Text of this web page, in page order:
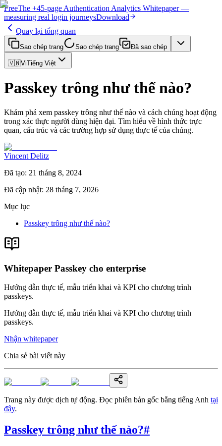
FreeThe +45-page Authentication Analytics Whitepaper —
measuring real login journeysDownload
Quay lại tổng quan
Sao chép trang Sao chép trang Đã sao chép
🇻🇳ViTiếng Việt
Passkey trông như thế nào?
Khám phá xem passkey trông như thế nào và cách chúng hoạt động
trong xác thực người dùng hiện đại. Tìm hiểu về hình thức trực
quan, cấu trúc và các trường hợp sử dụng thực tế của chúng.
Vincent Delitz
Đã tạo: 21 tháng 8, 2024
Đã cập nhật: 28 tháng 7, 2026
Mục lục
Passkey trông như thế nào?
Whitepaper Passkey cho enterprise
Hướng dẫn thực tế, mẫu triển khai và KPI cho chương trình
passkeys.
Hướng dẫn thực tế, mẫu triển khai và KPI cho chương trình
passkeys.
Nhận whitepaper
Chia sẻ bài viết này
Trang này được dịch tự động. Đọc phiên bản gốc bằng tiếng Anh tại
đây.
Passkey trông như thế nào?#